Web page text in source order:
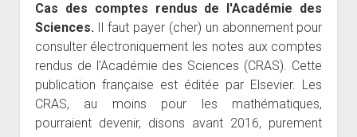
Cas des comptes rendus de l'Académie des
Sciences.Il faut payer (cher) un abonnement pour
consulter électroniquement les notes aux comptes
rendus de l'Académie des Sciences (CRAS). Cette
publication française est éditée par Elsevier. Les
CRAS, au moins pour les mathématiques,
pourraient devenir, disons avant 2016, purement